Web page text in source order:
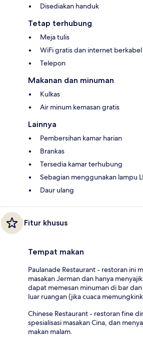
Disediakan handuk
Tetap terhubung
Meja tulis
WiFi gratis dan internet berkabel
Telepon
Makanan dan minuman
Kulkas
Air minum kemasan gratis
Lainnya
Pembersihan kamar harian
Brankas
Tersedia kamar terhubung
Sebagian menggunakan lampu
Daur ulang
Fitur khusus
Tempat makan
Paulanade Restaurant - restoran ini
masakan Jerman dan hanya
dapat memesan minuman di bar
luar ruangan (jika cuaca
Chinese Restaurant - restoran fine
spesialisasi masakan Cina, dan
makan malam.